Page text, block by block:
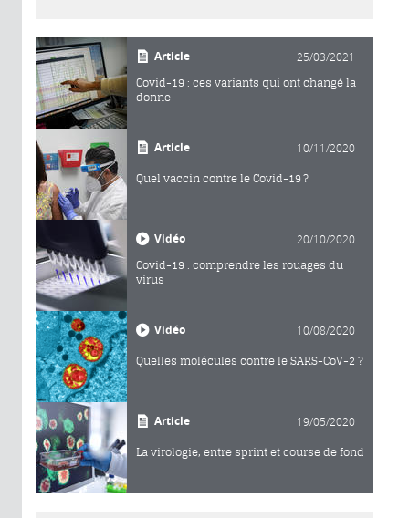
Article 25/03/2021
Covid-19 : ces variants qui ont changé la
donne
Article 10/11/2020
Quel vaccin contre le Covid-19 ?
Vidéo 20/10/2020
Covid-19 : comprendre les rouages du
virus
Vidéo 10/08/2020
Quelles molécules contre le SARS-CoV-2 ?
Article 19/05/2020
La virologie, entre sprint et course de fond